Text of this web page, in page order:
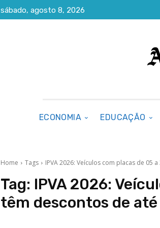
sábado, agosto 8, 2026
ECONOMIA EDUCAÇÃO
Home Tags IPVA 2026: Veículos com placas de 05
Tag: IPVA 2026:
têm descontos de até